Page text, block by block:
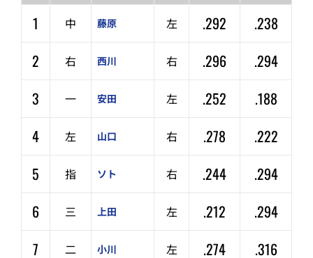
1 中 藤原 左 .292
.238
2
右 西川 右 .296
.294
3
一 安田 左 .252
.188
4
左 山口 右 .278
.222
5
指 ソト 右 .244
.294
6
三 上田 左 .212
.294
7
二 小川 左 .274
.316